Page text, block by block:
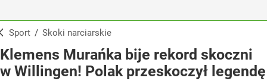
Sport / Skoki narciarskie
Klemens Murańka bije rekord skoczni
w Willingen! Polak przeskoczył legendę